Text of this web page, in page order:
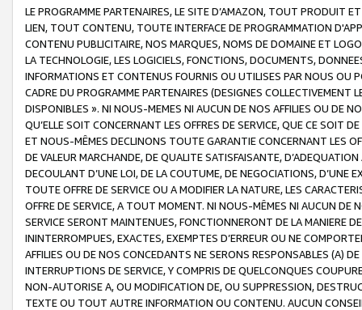
LE PROGRAMME PARTENAIRES, LE SITE D’AMAZON, TOUT PRODUIT
LIEN, TOUT CONTENU, TOUTE INTERFACE DE PROGRAMMATION
CONTENU PUBLICITAIRE, NOS MARQUES, NOMS DE DOMAINE ET
LA TECHNOLOGIE, LES LOGICIELS, FONCTIONS, DOCUMENTS,
INFORMATIONS ET CONTENUS FOURNIS OU UTILISES PAR NOUS OU
CADRE DU PROGRAMME PARTENAIRES (DESIGNES COLLECTIVEMENT
DISPONIBLES ». NI NOUS-MEMES NI AUCUN DE NOS AFFILIES OU DE
QU’ELLE SOIT CONCERNANT LES OFFRES DE SERVICE, QUE CE SOIT
ET NOUS-MÊMES DECLINONS TOUTE GARANTIE CONCERNANT LES
DE VALEUR MARCHANDE, DE QUALITE SATISFAISANTE,
DECOULANT D’UNE LOI, DE LA COUTUME, DE NEGOCIATIONS, D’UNE
TOUTE OFFRE DE SERVICE OU A MODIFIER LA NATURE, LES
OFFRE DE SERVICE, A TOUT MOMENT. NI NOUS-MÊMES NI AUCUN DE
SERVICE SERONT MAINTENUES, FONCTIONNERONT DE LA MANIERE
ININTERROMPUES, EXACTES, EXEMPTES D’ERREUR OU NE
AFFILIES OU DE NOS CONCEDANTS NE SERONS RESPONSABLES (A)
INTERRUPTIONS DE SERVICE, Y COMPRIS DE QUELCONQUES
NON-AUTORISE A, OU MODIFICATION DE, OU SUPPRESSION,
TEXTE OU TOUT AUTRE INFORMATION OU CONTENU. AUCUN